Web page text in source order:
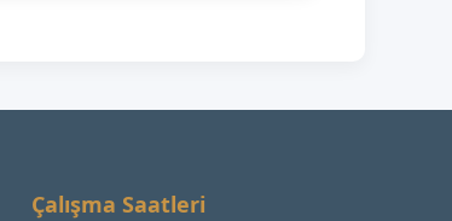
Çalışma Saatleri